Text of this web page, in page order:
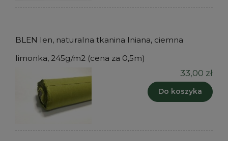
BLEN len, naturalna tkanina lniana, ciemna
limonka, 245g/m2 (cena za 0,5m)
33,00 zł
Do koszyka